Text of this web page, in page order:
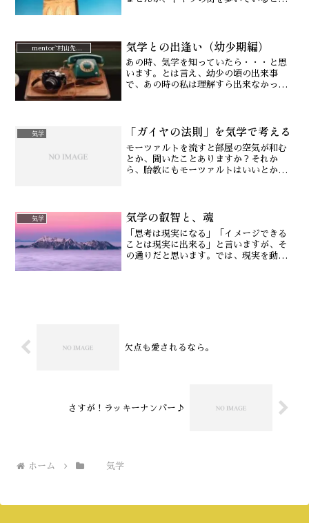
が、しっかりとした仏教の...
mentor~村山先生と。 気学との出逢い（幼少期編）
あの時、気学を知っていたら・・・と思
います。とは言え、幼少の頃の出来事
で、あの時の私は理解すら出来なかった
気学 「ガイヤの法則」を気学で考える
モーツァルトを流すと部屋の空気が和む
とか、聞いたことありますか？それか
ら、胎教にもモーツァルトはいいとか。
それに思いを馳せるようなこ...
気学 気学の叡智と、魂
「思考は現実になる」「イメージできる
ことは現実に出来る」と言いますが、そ
の通りだと思います。では、現実を動か
欠点も愛されるなら。
さすが！ラッキーナンバー♪
ホーム 気学